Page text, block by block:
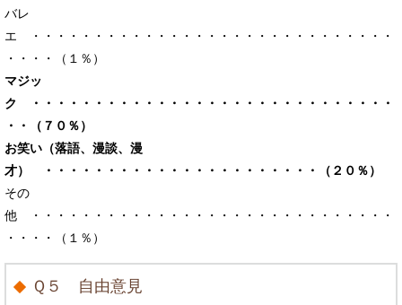
バレ
エ ・・・・・・・・・・・・・・・・・・・・・・・・・・・・・
・・・・（１％）
マジッ
ク ・・・・・・・・・・・・・・・・・・・・・・・・・・・・・
・・（７０％）
お笑い（落語、漫談、漫
才） ・・・・・・・・・・・・・・・・・・・・・・（２０％）
その
他 ・・・・・・・・・・・・・・・・・・・・・・・・・・・・・
・・・・（１％）
Ｑ５ 自由意見